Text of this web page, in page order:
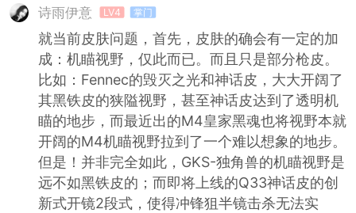
诗雨伊意 LV4 掌门
就当前皮肤问题，首先，皮肤的确会有一定的加
成：机瞄视野，仅此而已。而且只是部分枪皮。
比如：Fennec的毁灭之光和神话皮，大大开阔了
其黑铁皮的狭隘视野，甚至神话皮达到了透明机
瞄的地步，而最近出的M4皇家黑魂也将视野本就
开阔的M4机瞄视野拉到了一个难以想象的地步。
但是！并非完全如此，GKS-独角兽的机瞄视野是
远不如黑铁皮的；而即将上线的Q33神话皮的创
新式开镜2段式，使得冲锋狙半镜击杀无法实